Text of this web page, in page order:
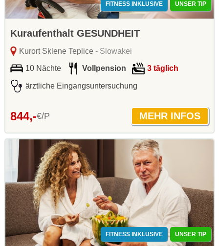
FITNESS INKLUSIVE UNSER TIP
Kuraufenthalt GESUNDHEIT
Kurort Sklene Teplice- Slowakei
10 Nächte Vollpension 3 täglich
ärztliche Eingangsuntersuchung
844,-€/P
FITNESS INKLUSIVE UNSER TIP